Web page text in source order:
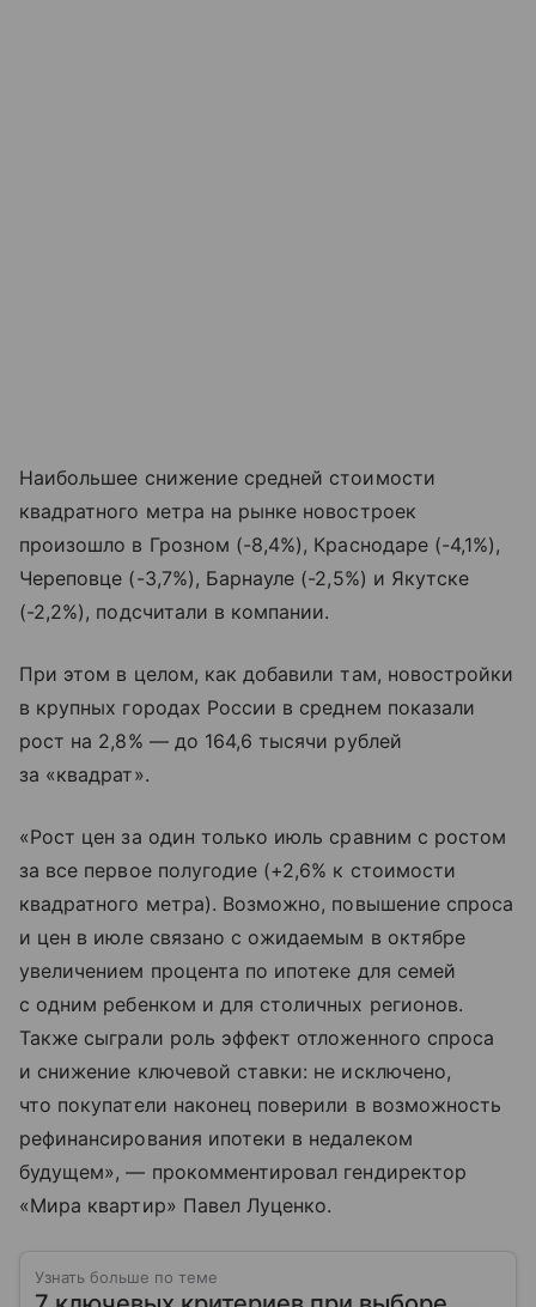
Наибольшее снижение средней стоимости
квадратного метра на рынке новостроек
произошло в Грозном (-8,4%), Краснодаре (-4,1%),
Череповце (-3,7%), Барнауле (-2,5%) и Якутске
(-2,2%), подсчитали в компании.
При этом в целом, как добавили там, новостройки
в крупных городах России в среднем показали
рост на 2,8% — до 164,6 тысячи рублей
за «квадрат».
«Рост цен за один только июль сравним с ростом
за все первое полугодие (+2,6% к стоимости
квадратного метра). Возможно, повышение спроса
и цен в июле связано с ожидаемым в октябре
увеличением процента по ипотеке для семей
с одним ребенком и для столичных регионов.
Также сыграли роль эффект отложенного спроса
и снижение ключевой ставки: не исключено,
что покупатели наконец поверили в возможность
рефинансирования ипотеки в недалеком
будущем», — прокомментировал гендиректор
«Мира квартир» Павел Луценко.
Узнать больше по теме